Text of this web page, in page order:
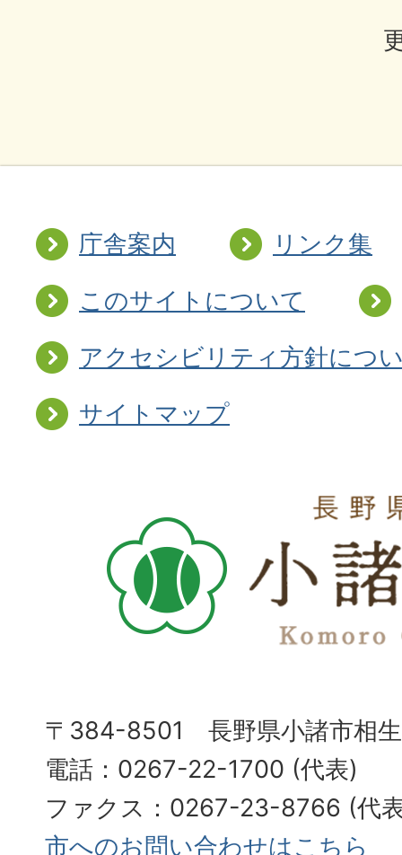
庁舎案内
リンク集
このサイトについて
アクセシビリティ方針につ
サイトマップ
〒384-8501 長野県小諸市相
電話：0267-22-1700 (代表)
ファクス：0267-23-8766 (
市へのお問い合わせはこちら